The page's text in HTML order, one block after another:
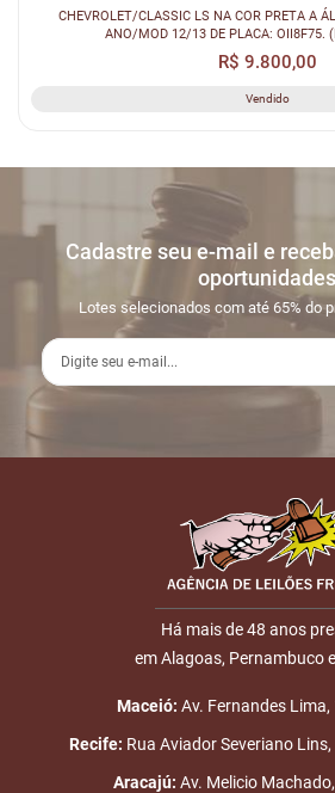
CHEVROLET/CLASSIC LS NA COR PRETA A
ANO/MOD 12/13 DE PLACA: OII8F75.
R$ 9.800,00
Vendido
Cadastre seu e-mail e
oportunidades
Lotes selecionados com até 65% do
Há mais de 48 anos
em Alagoas, Pernambuco
Maceió: Av. Fernandes Lima,
Recife: Rua Aviador Severiano
Aracajú: Av. Melicio